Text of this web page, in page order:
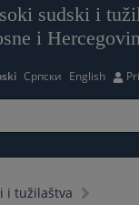
sudski i
i
Српски English
i tužilaštva